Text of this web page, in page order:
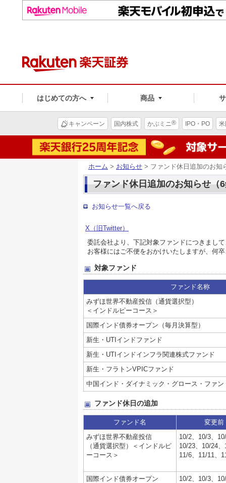
はじめての方へ 商品
キャンペーン 国内株式 かぶミニ® IPO・PO
ホーム > お知らせ > ファンド休日追加のお知
ファンド休日追加のお知らせ（
お知らせ一覧へ戻る
X（旧Twitter）
委託会社より、下記対象ファンドにつきまし
お客様にはご不便をおかけいたしますが、何
対象ファンド
ファンド名称
みずほ世界不動産投信（通貨選択型）
＜インドルピーコース＞
国際インド債券オープン（毎月決算型）
新生・UTIインドファンド
新生・UTIインドインフラ関連株式ファンド
新生・フラトンVPICファンド
中国インド・ダイナミック・グロース・ファン
ファンド休日の追加
ファンド名
変更前
みずほ世界不動産投信
（通貨選択型）＜インドルピ
ーコース＞
10/2、10/3、
10/23、10/24
11/6、11/11、
国際インド債券オープン
10/2、10/3、